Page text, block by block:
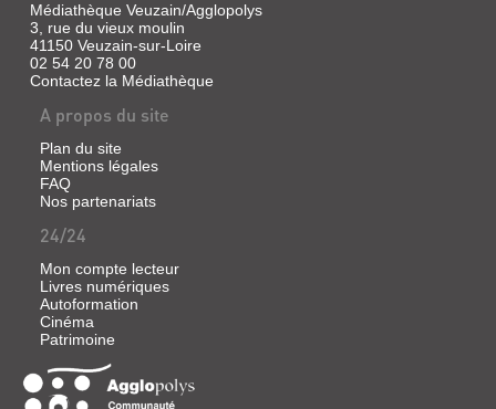
Médiathèque Veuzain/Agglopolys
3, rue du vieux moulin
41150 Veuzain-sur-Loire
02 54 20 78 00
Contactez la Médiathèque
A propos du site
Plan du site
Mentions légales
FAQ
Nos partenariats
24/24
Mon compte lecteur
Livres numériques
Autoformation
Cinéma
Patrimoine